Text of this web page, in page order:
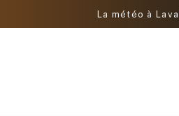
La météo à